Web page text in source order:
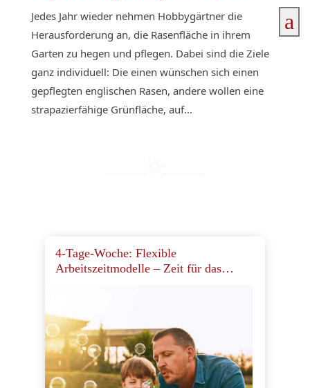
a
Jedes Jahr wieder nehmen Hobbygärtner die
Herausforderung an, die Rasenfläche in ihrem
Garten zu hegen und pflegen. Dabei sind die Ziele
ganz individuell: Die einen wünschen sich einen
gepflegten englischen Rasen, andere wollen eine
strapazierfähige Grünfläche, auf...
4-Tage-Woche: Flexible
Arbeitszeitmodelle – Zeit für das